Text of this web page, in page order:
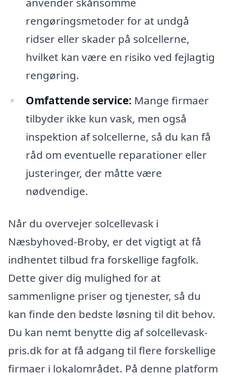
rengøringsmetoder for at undgå
ridser eller skader på solcellerne,
hvilket kan være en risiko ved fejlagtig
rengøring.
Omfattende service: Mange firmaer
tilbyder ikke kun vask, men også
inspektion af solcellerne, så du kan få
råd om eventuelle reparationer eller
justeringer, der måtte være
nødvendige.
Når du overvejer solcellevask i
Næsbyhoved-Broby, er det vigtigt at få
indhentet tilbud fra forskellige fagfolk.
Dette giver dig mulighed for at
sammenligne priser og tjenester, så du
kan finde den bedste løsning til dit behov.
Du kan nemt benytte dig af solcellevask-
pris.dk for at få adgang til flere forskellige
firmaer i lokalområdet. På denne platform